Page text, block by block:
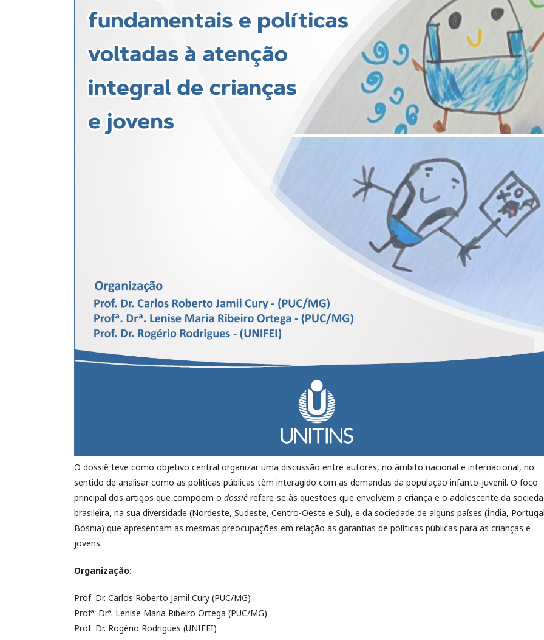
O dossiê teve como objetivo central organizar uma discussão entre autores, no âmbito nacional e internacional, no
sentido de analisar como as políticas públicas têm interagido com as demandas da população infanto-juvenil. O foco
principal dos artigos que compõem o dossiê refere-se às questões que envolvem a criança e o adolescente da
brasileira, na sua diversidade (Nordeste, Sudeste, Centro-Oeste e Sul), e da sociedade de alguns países (Índia,
Bósnia) que apresentam as mesmas preocupações em relação às garantias de políticas públicas para as crianças e
jovens.
Organização:
Prof. Dr. Carlos Roberto Jamil Cury (PUC/MG)
Profª. Drª. Lenise Maria Ribeiro Ortega (PUC/MG)
Prof. Dr. Rogério Rodrigues (UNIFEI)